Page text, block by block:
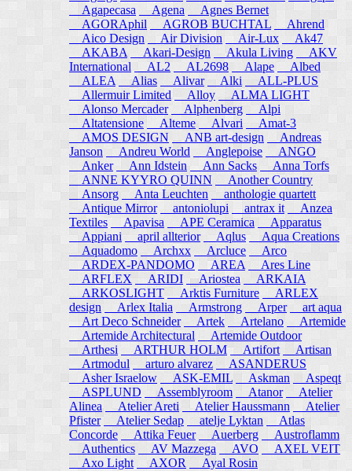
Agapecasa
Agena
Agnes Bernet
AGORAphil
AGROB BUCHTAL
Ahrend
Aico Design
Air Division Air-Lux
Ak47
AKABA
Akari-Design Akula Living
AKV
International
AL2 AL2698 Alape
Albed
ALEA
Alias Alivar Alki
ALL-PLUS
Allermuir Limited
Alloy
ALMA LIGHT
Alonso Mercader
Alphenberg
Alpi
Altatensione
Alteme Alvari
Amat-3
AMOS DESIGN
ANB art-design
Andreas
Janson
Andreu World Anglepoise
ANGO
Anker
Ann Idstein Ann Sacks
Anna Torfs
ANNE KYYRO QUINN
Another Country
Ansorg
Anta Leuchten
anthologie quartett
Antique Mirror
antoniolupi antrax it
Anzea
Textiles
Apavisa APE Ceramica
Apparatus
Appiani
april allterior Aqlus Aqua Creations
Aquadomo
Archxx Arcluce
Arco
ARDEX-PANDOMO
AREA
Ares Line
ARFLEX
ARIDI Ariostea
ARKAIA
ARKOSLIGHT
Arktis Furniture
ARLEX
design
Arlex Italia Armstrong Arper
art aqua
Art Deco Schneider
Artek Artelano
Artemide
Artemide Architectural
Artemide Outdoor
Arthesi
ARTHUR HOLM Artifort
Artisan
Artmodul
arturo alvarez
ASANDERUS
Asher Israelow
ASK-EMIL Askman
Aspeqt
ASPLUND
Assemblyroom Atanor
Atelier
Alinea
Atelier Areti Atelier Haussmann
Atelier
Pfister
Atelier Sedap atelje Lyktan
Atlas
Concorde
Attika Feuer Auerberg
Austroflamm
Authentics
AV Mazzega AVO
AXEL VEIT
Axo Light
AXOR Ayal Rosin